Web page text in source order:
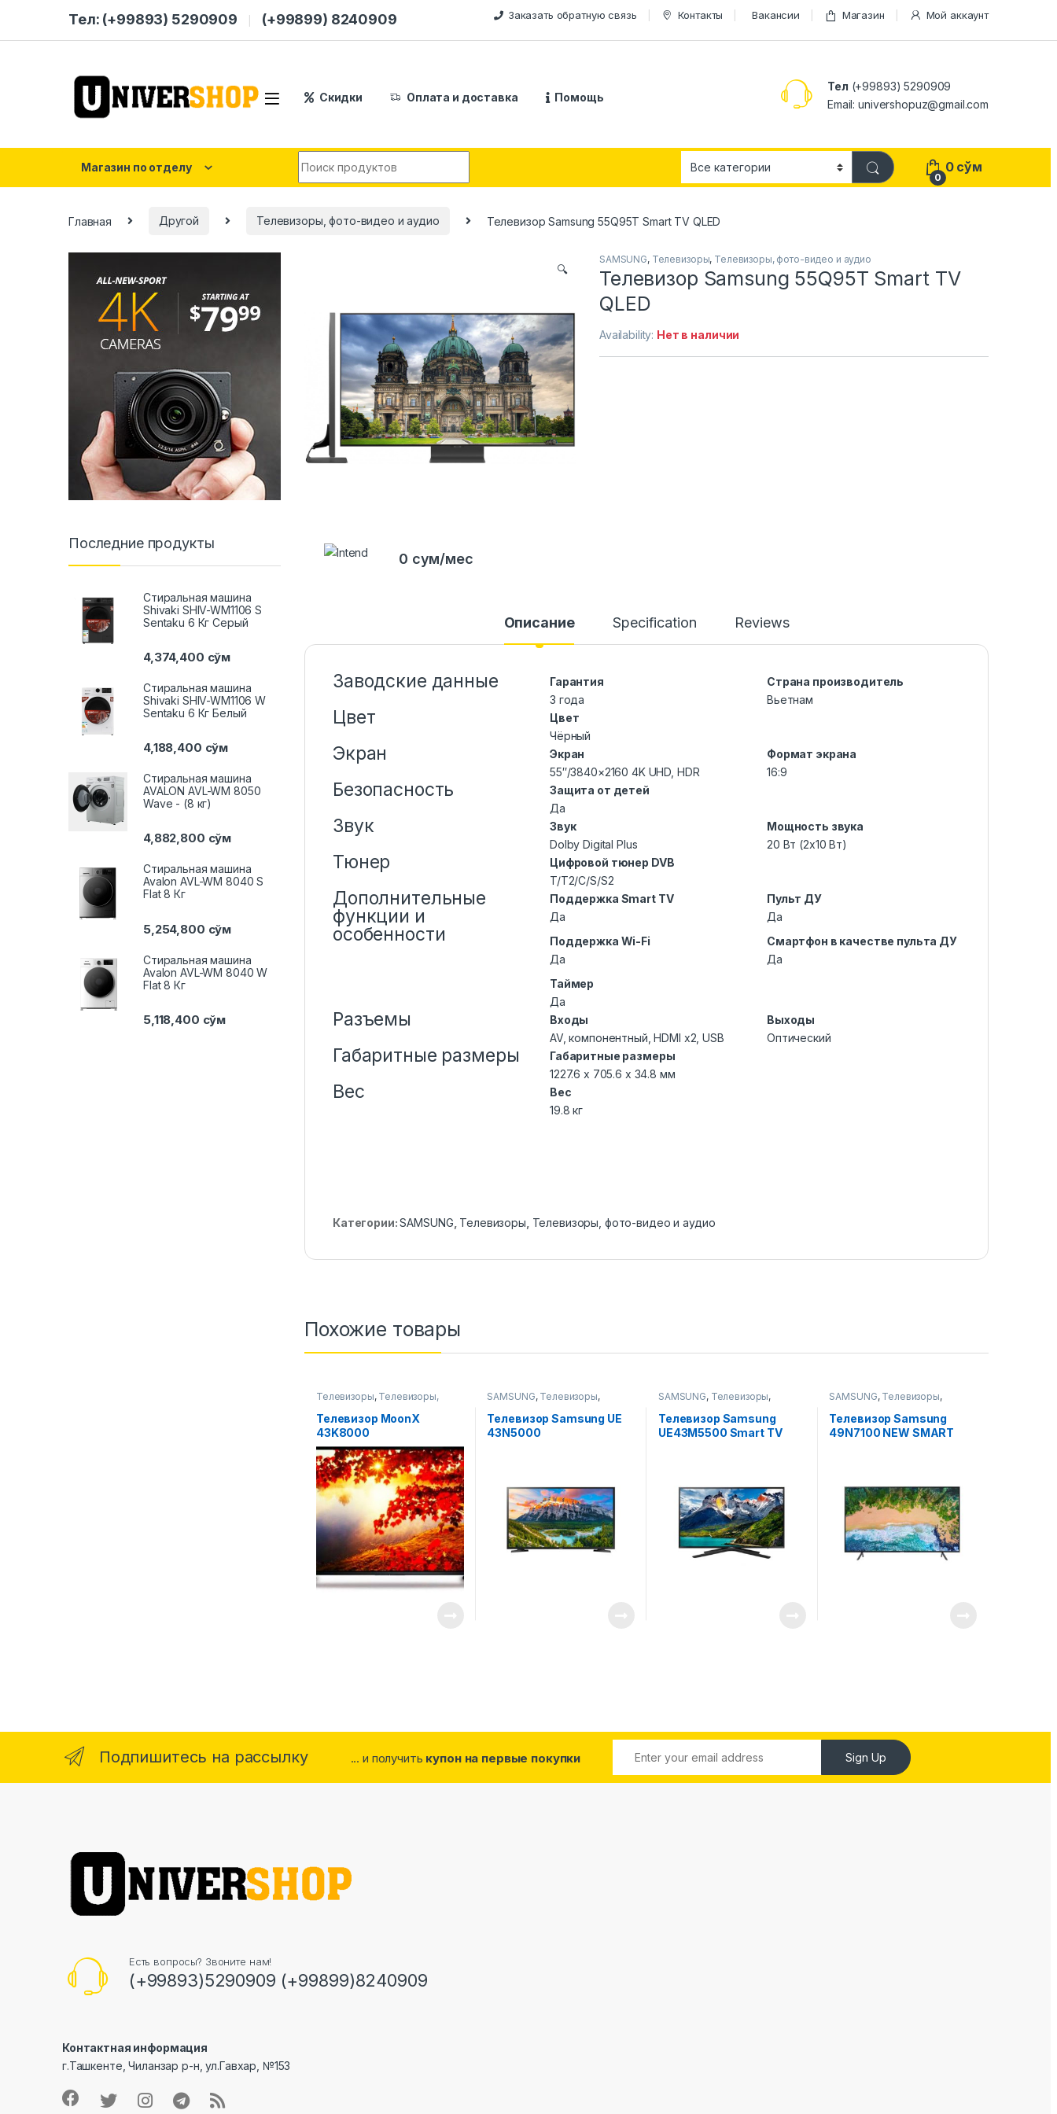
Тел: (+99893) 5290909 (+99899) 8240909 Заказать обратную связь Контакты Вакансии Магазин Мой аккаунт
Скидки Оплата и доставка Помощь
Тел (+99893) 5290909
Email: univershopuz@gmail.com
Магазин по отделу
0
0 сўм
Главная Другой Телевизоры, фото-видео и аудио Телевизор Samsung 55Q95T Smart TV QLED
🔍
SAMSUNG, Телевизоры, Телевизоры, фото-видео и аудио
Телевизор Samsung 55Q95T Smart TV
QLED
Availability: Нет в наличии
0 сум/мес
Описание Specification Reviews
Заводские данные
Гарантия
3 года
Страна производитель
Вьетнам
Цвет
Цвет
Чёрный
Экран
Экран
55″/3840×2160 4K UHD, HDR
Формат экрана
16:9
Безопасность
Защита от детей
Да
Звук
Звук
Dolby Digital Plus
Мощность звука
20 Вт (2х10 Вт)
Тюнер
Цифровой тюнер DVB
T/T2/C/S/S2
Дополнительные
функции и
особенности
Поддержка Smart TV
Да
Поддержка Wi-Fi
Да
Таймер
Да
Пульт ДУ
Да
Смартфон в качестве пульта ДУ
Да
Разъемы
Входы
AV, компонентный, HDMI x2, USB
Выходы
Оптический
Габаритные размеры
Габаритные размеры
1227.6 x 705.6 x 34.8 мм
Вес
Вес
19.8 кг
Категории:SAMSUNG Телевизоры Телевизоры, фото-видео и аудио
Похожие товары
Телевизоры, Телевизоры,
фото-видео и аудио
Телевизор MoonX
43K8000
SAMSUNG, Телевизоры,
Телевизоры, фото-видео и
аудио
Телевизор Samsung UE
43N5000
SAMSUNG, Телевизоры,
Телевизоры, фото-видео и
аудио
Телевизор Samsung
UE43M5500 Smart TV
SAMSUNG, Телевизоры,
Телевизоры, фото-видео и
аудио
Телевизор Samsung
49N7100 NEW SMART
Последние продукты
Стиральная машина
Shivaki SHIV-WM1106 S
Sentaku 6 Кг Серый
4,374,400 сўм
Стиральная машина
Shivaki SHIV-WM1106 W
Sentaku 6 Кг Белый
4,188,400 сўм
Стиральная машина
AVALON AVL-WM 8050
Wave - (8 кг)
4,882,800 сўм
Стиральная машина
Avalon AVL-WM 8040 S
Flat 8 Кг
5,254,800 сўм
Стиральная машина
Avalon AVL-WM 8040 W
Flat 8 Кг
5,118,400 сўм
Подпишитесь на рассылку ... и получить купон на первые покупки Sign Up
Есть вопросы? Звоните нам!
(+99893)5290909 (+99899)8240909
Контактная информация
г.Ташкенте, Чиланзар р-н, ул.Гавхар, №153